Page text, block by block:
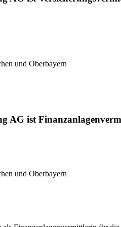
und Oberbayern
AG ist
und Oberbayern